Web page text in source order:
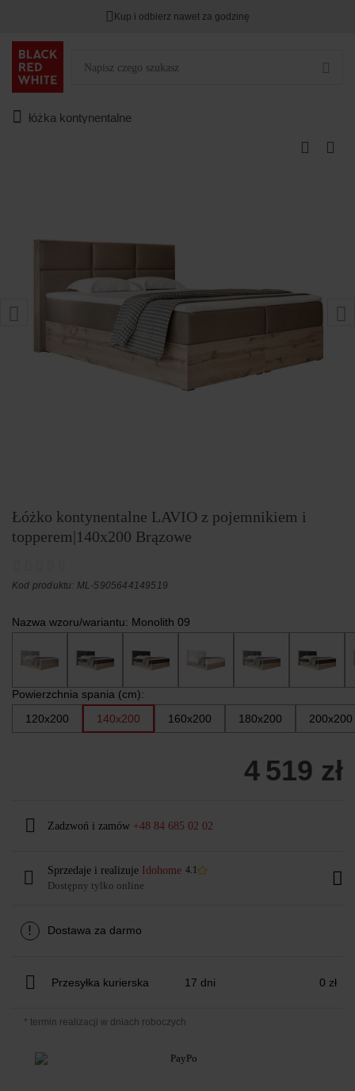
Kup i odbierz nawet za godzinę
łóżka kontynentalne
Łóżko kontynentalne LAVIO z pojemnikiem i
topperem|140x200 Brązowe
Kod produktu: ML-5905644149519
Nazwa wzoru/wariantu: Monolith 09
Powierzchnia spania (cm):
120x200
140x200 160x200 180x200 200x200
4 519 zł
Zadzwoń i zamów +48 84 685 02 02
Sprzedaje i realizuje Idohome 4.1
Dostępny tylko online
! Dostawa za darmo
Przesyłka kurierska 17 dni 0 zł
* termin realizacji w dniach roboczych